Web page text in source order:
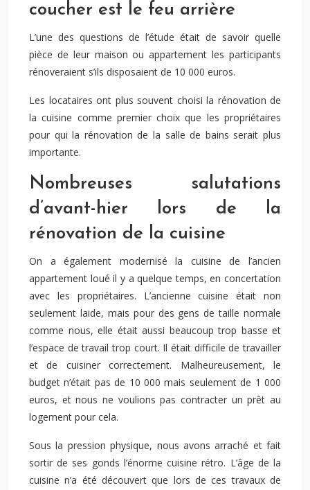
coucher est le feu arrière
L’une des questions de l’étude était de savoir quelle
pièce de leur maison ou appartement les participants
rénoveraient s’ils disposaient de 10 000 euros.
Les locataires ont plus souvent choisi la rénovation de
la cuisine comme premier choix que les propriétaires
pour qui la rénovation de la salle de bains serait plus
importante.
Nombreuses salutations
d’avant-hier lors de la
rénovation de la cuisine
On a également modernisé la cuisine de l’ancien
appartement loué il y a quelque temps, en concertation
avec les propriétaires. L’ancienne cuisine était non
seulement laide, mais pour des gens de taille normale
comme nous, elle était aussi beaucoup trop basse et
l’espace de travail trop court. Il était difficile de travailler
et de cuisiner correctement. Malheureusement, le
budget n’était pas de 10 000 mais seulement de 1 000
euros, et nous ne voulions pas contracter un prêt au
logement pour cela.
Sous la pression physique, nous avons arraché et fait
sortir de ses gonds l’énorme cuisine rétro. L’âge de la
cuisine n’a été découvert que lors de ces travaux de